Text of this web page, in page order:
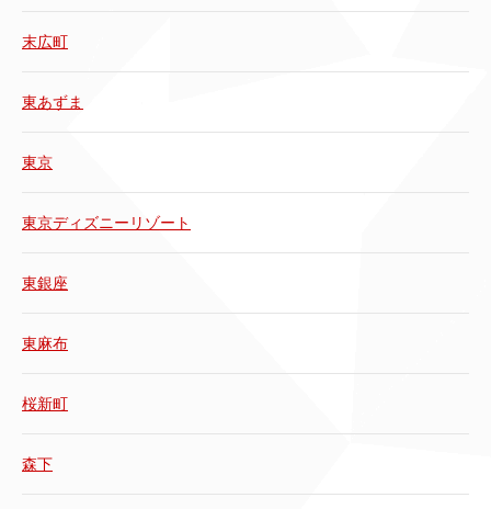
末広町
東あずま
東京
東京ディズニーリゾート
東銀座
東麻布
桜新町
森下